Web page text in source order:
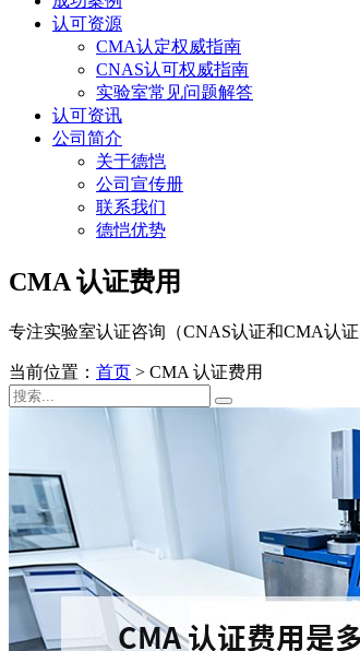
认可资源
CMA认定权威指南
CNAS认可权威指南
实验室常见问题解答
认可资讯
公司简介
关于德恺
公司宣传册
联系我们
德恺优势
CMA 认证费用
专注实验室认证咨询（CNAS认证和CMA认
当前位置： 首页 > CMA 认证费用